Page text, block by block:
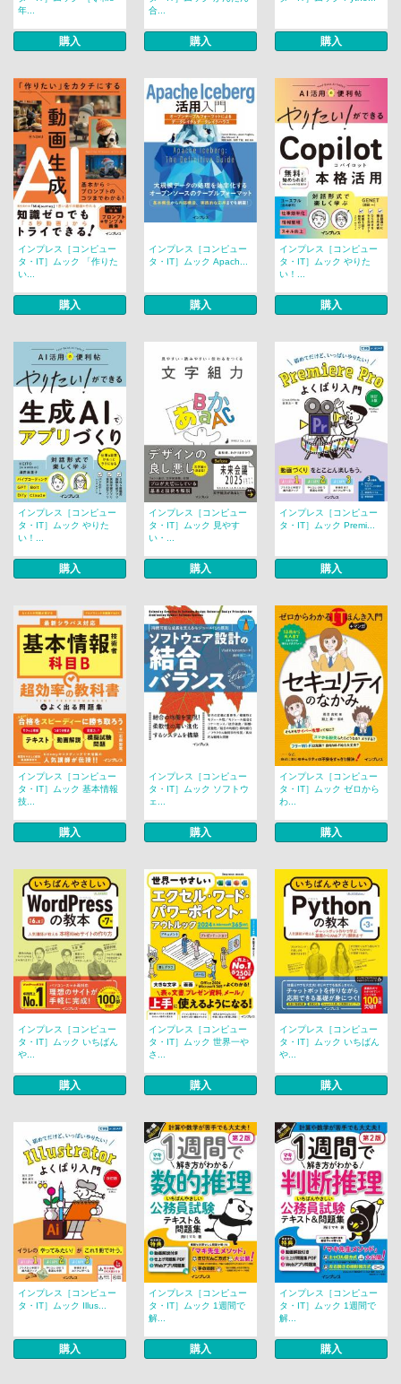
年...
購入
合...
購入 購入
インプレス［コンピュー
タ・IT］ムック 「作りた
い...
購入
インプレス［コンピュー
タ・IT］ムック Apach...
購入
インプレス［コンピュー
タ・IT］ムック やりた
い！...
購入
インプレス［コンピュー
タ・IT］ムック やりた
い！...
購入
インプレス［コンピュー
タ・IT］ムック 見やす
い・...
購入
インプレス［コンピュー
タ・IT］ムック Premi...
購入
インプレス［コンピュー
タ・IT］ムック 基本情報
技...
購入
インプレス［コンピュー
タ・IT］ムック ソフトウ
ェ...
購入
インプレス［コンピュー
タ・IT］ムック ゼロから
わ...
購入
インプレス［コンピュー
タ・IT］ムック いちばん
や...
購入
インプレス［コンピュー
タ・IT］ムック 世界一や
さ...
購入
インプレス［コンピュー
タ・IT］ムック いちばん
や...
購入
インプレス［コンピュー
タ・IT］ムック Illus...
購入
インプレス［コンピュー
タ・IT］ムック 1週間で
解...
購入
インプレス［コンピュー
タ・IT］ムック 1週間で
解...
購入